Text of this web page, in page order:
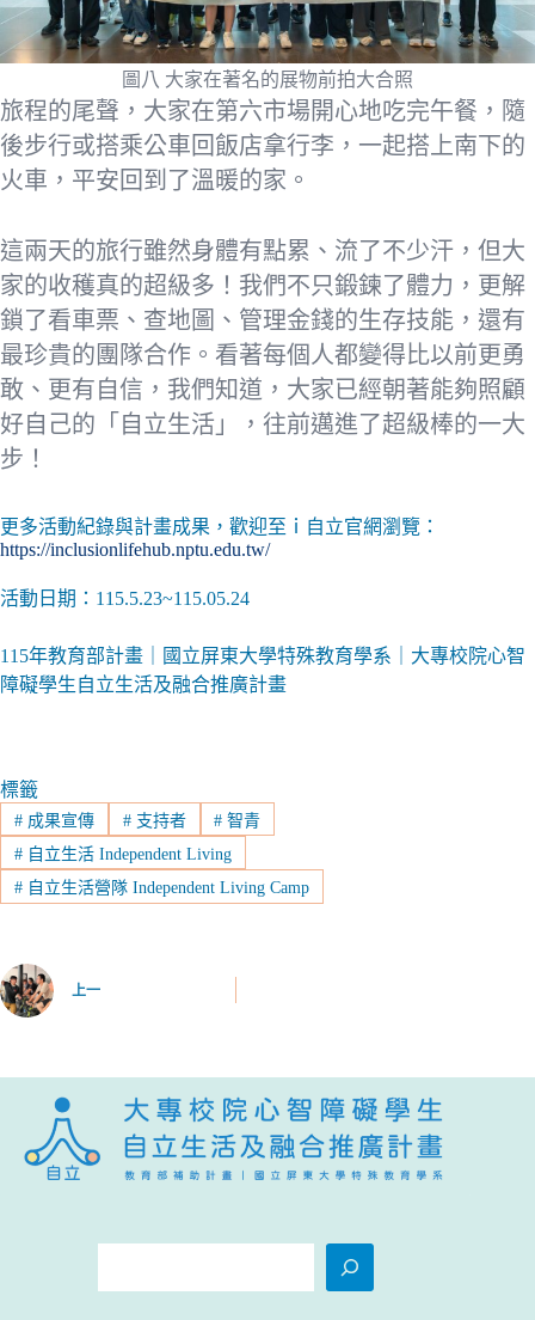
圖八 大家在著名的展物前拍大合照
旅程的尾聲，大家在第六市場開心地吃完午餐，隨
後步行或搭乘公車回飯店拿行李，一起搭上南下的
火車，平安回到了溫暖的家。
這兩天的旅行雖然身體有點累、流了不少汗，但大
家的收穫真的超級多！我們不只鍛鍊了體力，更解
鎖了看車票、查地圖、管理金錢的生存技能，還有
最珍貴的團隊合作。看著每個人都變得比以前更勇
敢、更有自信，我們知道，大家已經朝著能夠照顧
好自己的「自立生活」，往前邁進了超級棒的一大
步！
更多活動紀錄與計畫成果，歡迎至ｉ自立官網瀏覽：
https://inclusionlifehub.nptu.edu.tw/
活動日期：115.5.23~115.05.24
115年教育部計畫｜國立屏東大學特殊教育學系｜大專校院心智
障礙學生自立生活及融合推廣計畫
標籤
#成果宣傳 #支持者 # 智青
#自立生活 Independent Living
#自立生活營隊 Independent Living Camp
上一